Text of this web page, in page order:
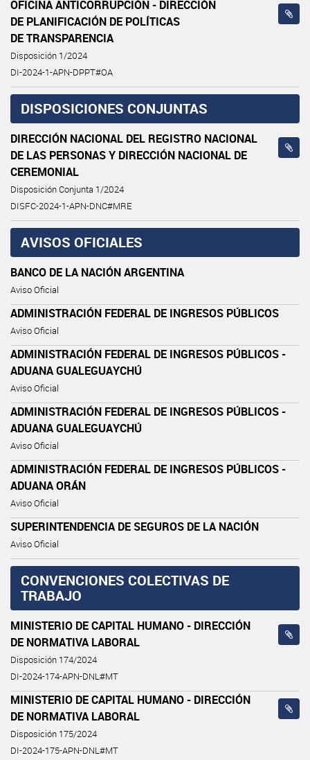
OFICINA ANTICORRUPCIÓN - DIRECCIÓN
DE PLANIFICACIÓN DE POLÍTICAS
DE TRANSPARENCIA
Disposición 1/2024
DI-2024-1-APN-DPPT#OA
DISPOSICIONES CONJUNTAS
DIRECCIÓN NACIONAL DEL REGISTRO NACIONAL
DE LAS PERSONAS Y DIRECCIÓN NACIONAL DE
CEREMONIAL
Disposición Conjunta 1/2024
DISFC-2024-1-APN-DNC#MRE
AVISOS OFICIALES
BANCO DE LA NACIÓN ARGENTINA
Aviso Oficial
ADMINISTRACIÓN FEDERAL DE INGRESOS PÚBLICOS
Aviso Oficial
ADMINISTRACIÓN FEDERAL DE INGRESOS PÚBLICOS -
ADUANA GUALEGUAYCHÚ
Aviso Oficial
ADMINISTRACIÓN FEDERAL DE INGRESOS PÚBLICOS -
ADUANA GUALEGUAYCHÚ
Aviso Oficial
ADMINISTRACIÓN FEDERAL DE INGRESOS PÚBLICOS -
ADUANA ORÁN
Aviso Oficial
SUPERINTENDENCIA DE SEGUROS DE LA NACIÓN
Aviso Oficial
CONVENCIONES COLECTIVAS DE
TRABAJO
MINISTERIO DE CAPITAL HUMANO - DIRECCIÓN
DE NORMATIVA LABORAL
Disposición 174/2024
DI-2024-174-APN-DNL#MT
MINISTERIO DE CAPITAL HUMANO - DIRECCIÓN
DE NORMATIVA LABORAL
Disposición 175/2024
DI-2024-175-APN-DNL#MT